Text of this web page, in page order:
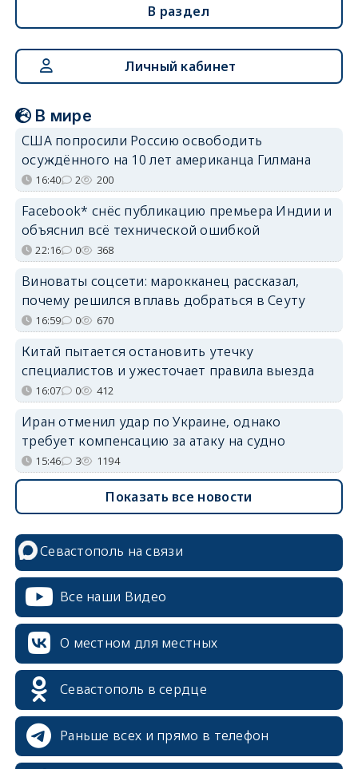
В раздел
Личный кабинет
В мире
США попросили Россию освободить
осуждённого на 10 лет американца Гилмана
16:40 2 200
Facebook* снёс публикацию премьера Индии и
объяснил всё технической ошибкой
22:16 0 368
Виноваты соцсети: марокканец рассказал,
почему решился вплавь добраться в Сеуту
16:59 0 670
Китай пытается остановить утечку
специалистов и ужесточает правила выезда
16:07 0 412
Иран отменил удар по Украине, однако
требует компенсацию за атаку на судно
15:46 3 1194
Показать все новости
Севастополь на связи
Все наши Видео
О местном для местных
Севастополь в сердце
Раньше всех и прямо в телефон